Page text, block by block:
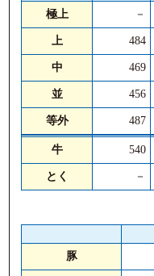
極上
－
上 484
中 469
並 456
等外 487
牛 540
とく －
豚